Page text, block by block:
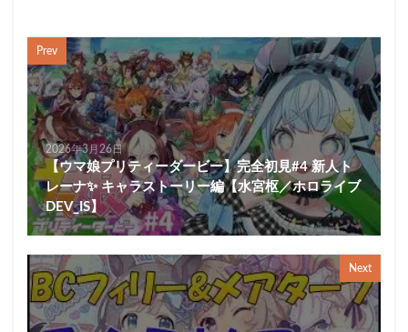
Prev
2026年3月26日
【ウマ娘プリティーダービー】完全初見#4 新人ト
レーナ✨️ キャラストーリー編【水宮枢／ホロライブ
DEV_IS】
Next